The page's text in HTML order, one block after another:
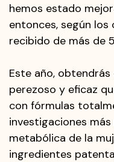
hemos estado
entonces, según
recibido de más de
Este año,
perezoso y eficaz
con fórmulas
investigaciones
metabólica de la
ingredientes